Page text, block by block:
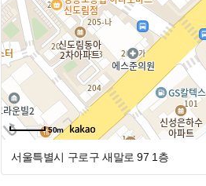
감사합니다.
-----------------------------------------
💛 모 집 부 분
50m
서울특별시 구로구 새말로 97 1층